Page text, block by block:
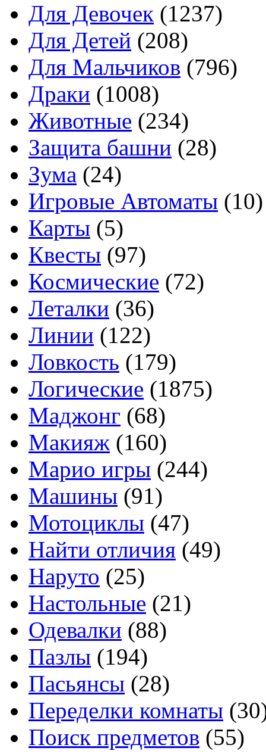
Для Девочек (1237)
Для Детей (208)
Для Мальчиков (796)
Драки (1008)
Животные (234)
Защита башни (28)
Зума (24)
Игровые Автоматы (10)
Карты (5)
Квесты (97)
Космические (72)
Леталки (36)
Линии (122)
Ловкость (179)
Логические (1875)
Маджонг (68)
Макияж (160)
Марио игры (244)
Машины (91)
Мотоциклы (47)
Найти отличия (49)
Наруто (25)
Настольные (21)
Одевалки (88)
Пазлы (194)
Пасьянсы (28)
Переделки комнаты
Поиск предметов (55)